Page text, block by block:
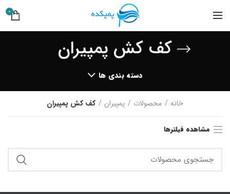
0
کف کش پمپیران
دسته بندی ها
خانه محصولات پمپیران کف کش پمپیران
مشاهده فیلترها